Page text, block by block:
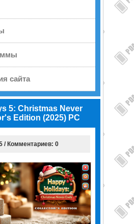
сайта
5: Christmas Never
Edition (2025) PC
/ Комментариев: 0